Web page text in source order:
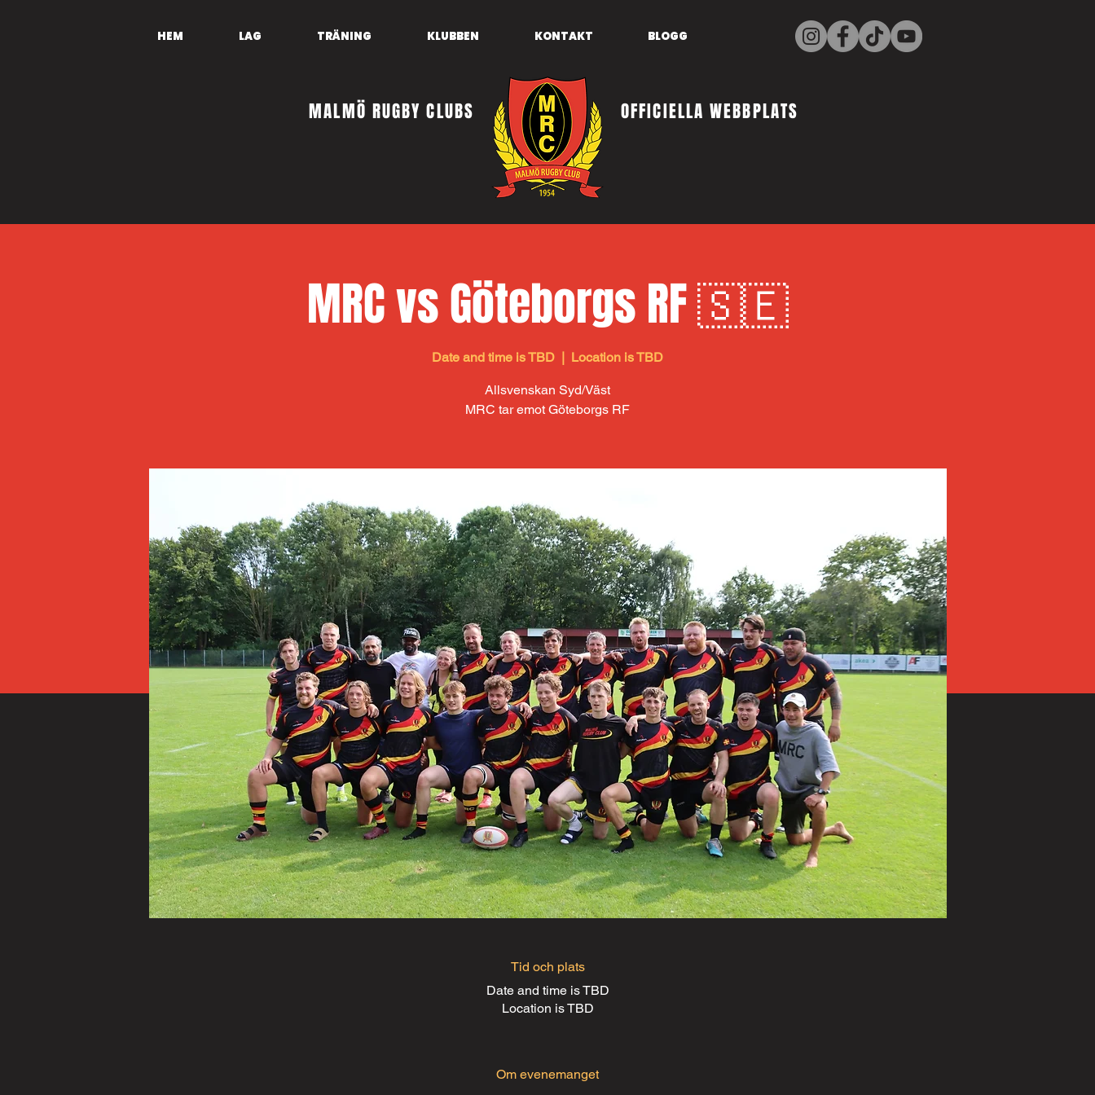
HEM LAG TRÄNING KLUBBEN KONTAKT BLOGG
MALMÖ RUGBY CLUBS OFFICIELLA WEBBPLATS
MRC vs Göteborgs RF 🇸🇪
Date and time is TBD Location is TBD
Allsvenskan Syd/Väst
MRC tar emot Göteborgs RF
Tid och plats
Date and time is TBD
Location is TBD
Om evenemanget